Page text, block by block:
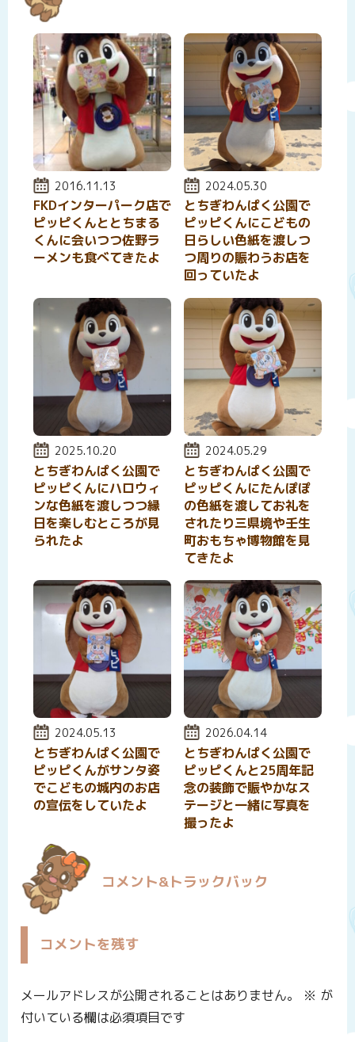
投稿日:
2016.11.13
FKDインターパーク店で
ピッピくんととちまる
くんに会いつつ佐野ラ
ーメンも食べてきたよ
投稿日:
2024.05.30
とちぎわんぱく公園で
ピッピくんにこどもの
日らしい色紙を渡しつ
つ周りの賑わうお店を
回っていたよ
投稿日:
2025.10.20
とちぎわんぱく公園で
ピッピくんにハロウィ
ンな色紙を渡しつつ縁
日を楽しむところが見
られたよ
投稿日:
2024.05.29
とちぎわんぱく公園で
ピッピくんにたんぽぽ
の色紙を渡してお礼を
されたり三県境や壬生
町おもちゃ博物館を見
てきたよ
投稿日:
2024.05.13
とちぎわんぱく公園で
ピッピくんがサンタ姿
でこどもの城内のお店
の宣伝をしていたよ
投稿日:
2026.04.14
とちぎわんぱく公園で
ピッピくんと25周年記
念の装飾で賑やかなス
テージと一緒に写真を
撮ったよ
コメント&トラックバック
コメントを残す
メールアドレスが公開されることはありません。 ※ が
付いている欄は必須項目です